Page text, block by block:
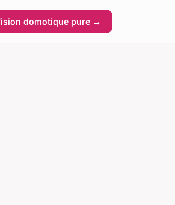
domotique pure →